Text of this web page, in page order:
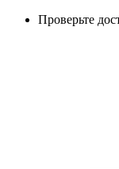
Проверьте